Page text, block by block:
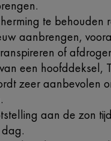
te behouden
aanbrengen,
of
een hoofddeksel,
zeer aanbevolen
aan de zon